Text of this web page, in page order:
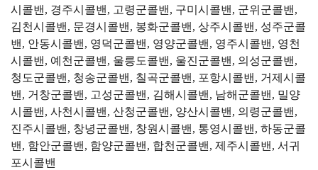
시콜밴, 경주시콜밴, 고령군콜밴, 구미시콜밴, 군위군콜밴,
김천시콜밴, 문경시콜밴, 봉화군콜밴, 상주시콜밴, 성주군콜
밴, 안동시콜밴, 영덕군콜밴, 영양군콜밴, 영주시콜밴, 영천
시콜밴, 예천군콜밴, 울릉도콜밴, 울진군콜밴, 의성군콜밴,
청도군콜밴, 청송군콜밴, 칠곡군콜밴, 포항시콜밴, 거제시콜
밴, 거창군콜밴, 고성군콜밴, 김해시콜밴, 남해군콜밴, 밀양
시콜밴, 사천시콜밴, 산청군콜밴, 양산시콜밴, 의령군콜밴,
진주시콜밴, 창녕군콜밴, 창원시콜밴, 통영시콜밴, 하동군콜
밴, 함안군콜밴, 함양군콜밴, 합천군콜밴, 제주시콜밴, 서귀
포시콜밴